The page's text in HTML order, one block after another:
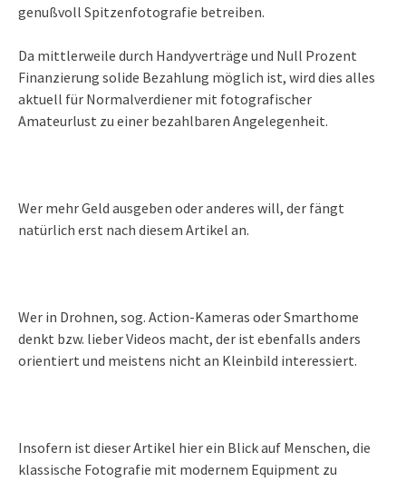
genußvoll Spitzenfotografie betreiben.
Da mittlerweile durch Handyverträge und Null Prozent
Finanzierung solide Bezahlung möglich ist, wird dies alles
aktuell für Normalverdiener mit fotografischer
Amateurlust zu einer bezahlbaren Angelegenheit.
Wer mehr Geld ausgeben oder anderes will, der fängt
natürlich erst nach diesem Artikel an.
Wer in Drohnen, sog. Action-Kameras oder Smarthome
denkt bzw. lieber Videos macht, der ist ebenfalls anders
orientiert und meistens nicht an Kleinbild interessiert.
Insofern ist dieser Artikel hier ein Blick auf Menschen, die
klassische Fotografie mit modernem Equipment zu